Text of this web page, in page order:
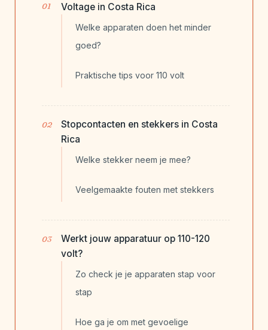
Voltage in Costa Rica
Welke apparaten doen het minder
goed?
Praktische tips voor 110 volt
Stopcontacten en stekkers in Costa
Rica
Welke stekker neem je mee?
Veelgemaakte fouten met stekkers
Werkt jouw apparatuur op 110-120
volt?
Zo check je je apparaten stap voor
stap
Hoe ga je om met gevoelige